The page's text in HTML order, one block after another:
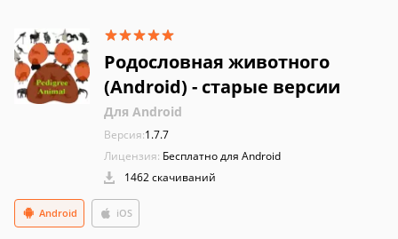
Родословная животного
(Android) - старые версии
Для Android
Версия:1.7.7
Лицензия: Бесплатно для Android
1462 скачиваний
Android iOS